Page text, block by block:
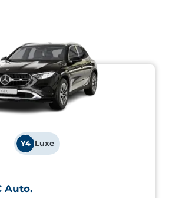
Y4 Luxe
Auto.